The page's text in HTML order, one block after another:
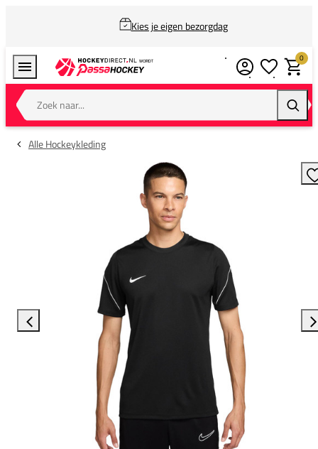
Kies je eigen bezorgdag
Zoek naar...
0
Alle Hockeykleding